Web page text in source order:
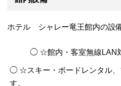
ホテル シャレー竜王館内の設
◯ ☆館内・客室無線LAN
◯ ☆スキー・ボードレンタル、
す。